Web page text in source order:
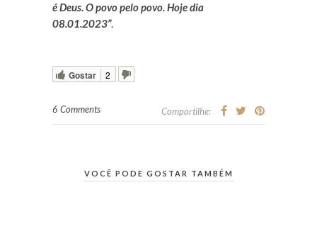
é Deus. O povo pelo povo. Hoje dia
08.01.2023”.
Gostar 2
6 Comments Compartilhe:
VOCÊ PODE GOSTAR TAMBÉM